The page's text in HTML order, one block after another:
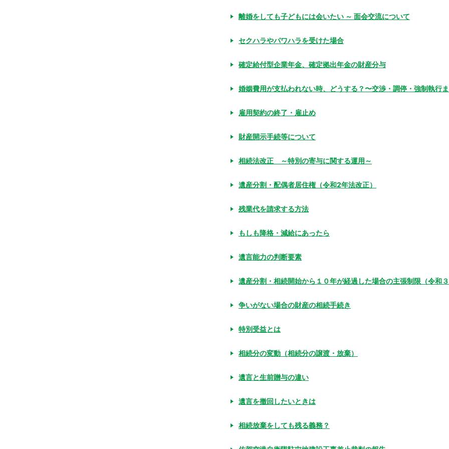
離婚をしても子どもには会いたい ～ 面会交流について
セクハラやパワハラを受けた場合
確定給付型企業年金、確定拠出年金の財産分与
婚姻費用が支払われない時、どうする？〜交渉・調停・強制執行
雇用契約の終了・雇止め
財産開示手続等について
相続法改正 ～特別の寄与に関する運用～
遺産分割・配偶者居住権（令和2年法改正）
残業代を請求する方法
もしも降格・減給にあったら
遺言能力の判断要素
遺産分割・相続開始から１０年が経過した場合の主張制限（令和
争いがない場合の財産の相続手続き
特別受益とは
相続分の変動（相続分の譲渡・放棄）
遺言と生前贈与の違い
遺言を撤回したいときは
相続放棄をしても残る義務？